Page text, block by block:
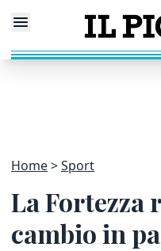
Home Sport
La Fortezza
cambio in